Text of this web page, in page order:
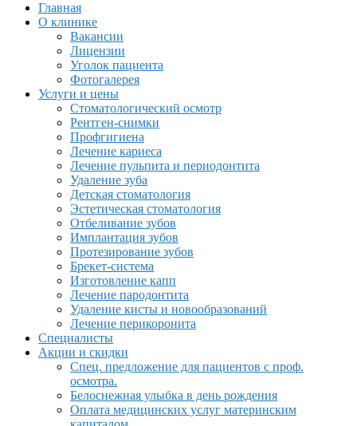
Главная
О клинике
Вакансии
Лицензии
Уголок пациента
Фотогалерея
Услуги и цены
Стоматологический осмотр
Рентген-снимки
Профгигиена
Лечение кариеса
Лечение пульпита и периодонтита
Удаление зуба
Детская стоматология
Эстетическая стоматология
Отбеливание зубов
Имплантация зубов
Протезирование зубов
Брекет-система
Изготовление капп
Лечение пародонтита
Удаление кисты и новообразований
Лечение перикоронита
Специалисты
Акции и скидки
Спец. предложение для пациентов с проф.
осмотра.
Белоснежная улыбка в день рождения
Оплата медицинских услуг материнским